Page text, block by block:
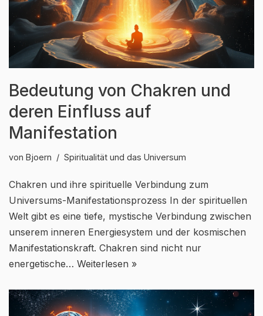
Bedeutung von Chakren und
deren Einfluss auf
Manifestation
von Bjoern Spiritualität und das Universum
Chakren und ihre spirituelle Verbindung zum
Universums-Manifestationsprozess In der spirituellen
Welt gibt es eine tiefe, mystische Verbindung zwischen
unserem inneren Energiesystem und der kosmischen
Manifestationskraft. Chakren sind nicht nur
energetische… Weiterlesen »